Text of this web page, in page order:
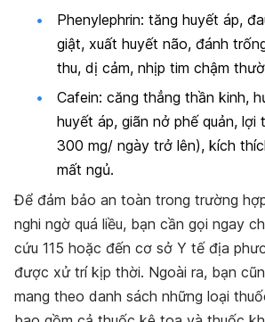
Phenylephrin: tăng huyết áp,
giật, xuất huyết não, đánh
thu, dị cảm, nhịp tim chậm
Cafein: căng thẳng thần kinh,
huyết áp, giãn nở phế quản, lợi
300 mg/ ngày trở lên), kích
mất ngủ.
Để đảm bảo an toàn trong trường
nghi ngờ quá liều, bạn cần gọi ngay
cứu 115 hoặc đến cơ sở Y tế địa
được xử trí kịp thời. Ngoài ra, bạn
mang theo danh sách những loại